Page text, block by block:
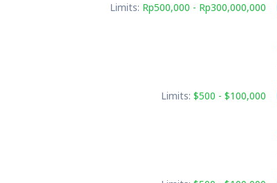
Limits: Rp500,000 - Rp300,000,000
Limits: $500 - $100,000